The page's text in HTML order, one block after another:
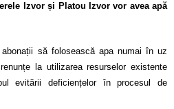
Izvor și Platou Izvor vor avea apă
să folosească apa numai în uz
la utilizarea resurselor existente
evitării deficiențelor în procesul de